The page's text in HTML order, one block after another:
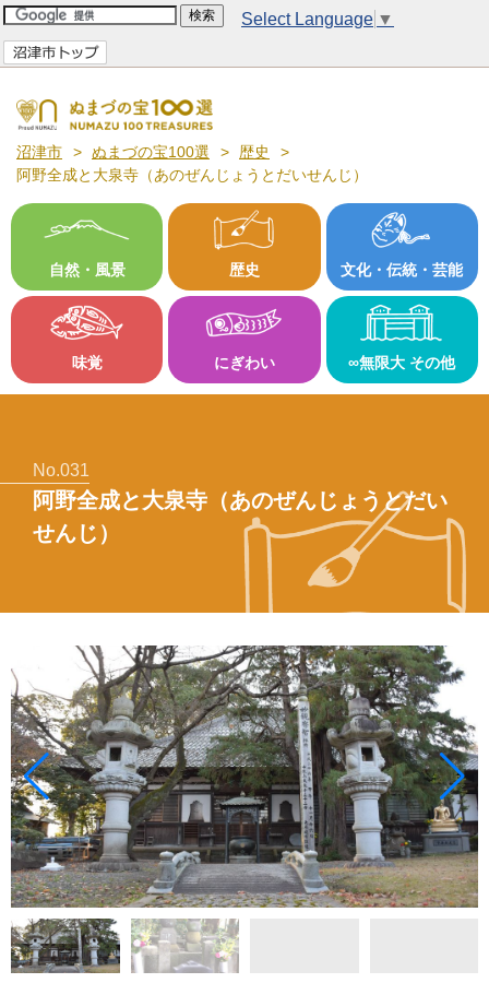
Select Language ▼
沼津市 ぬまづの宝100選
歴史
阿野全成と大泉寺（あのぜんじょうとだいせんじ）
自然・風景 歴史 文化・伝統・芸能
味覚 にぎわい ∞無限大 その他
No.031
阿野全成と大泉寺（あのぜんじょうとだい
せんじ）